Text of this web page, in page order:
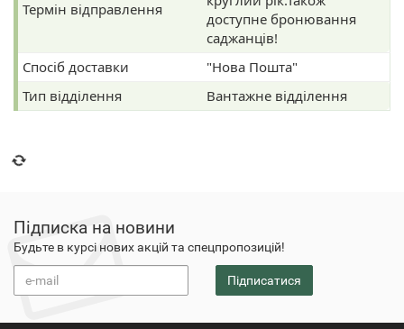
Термін відправлення
доступне бронювання
саджанців!
Спосіб доставки
"Нова Пошта"
Тип відділення
Вантажне відділення
Підписка на новини
Будьте в курсі нових акцій та спецпропозицій!
Підписатися